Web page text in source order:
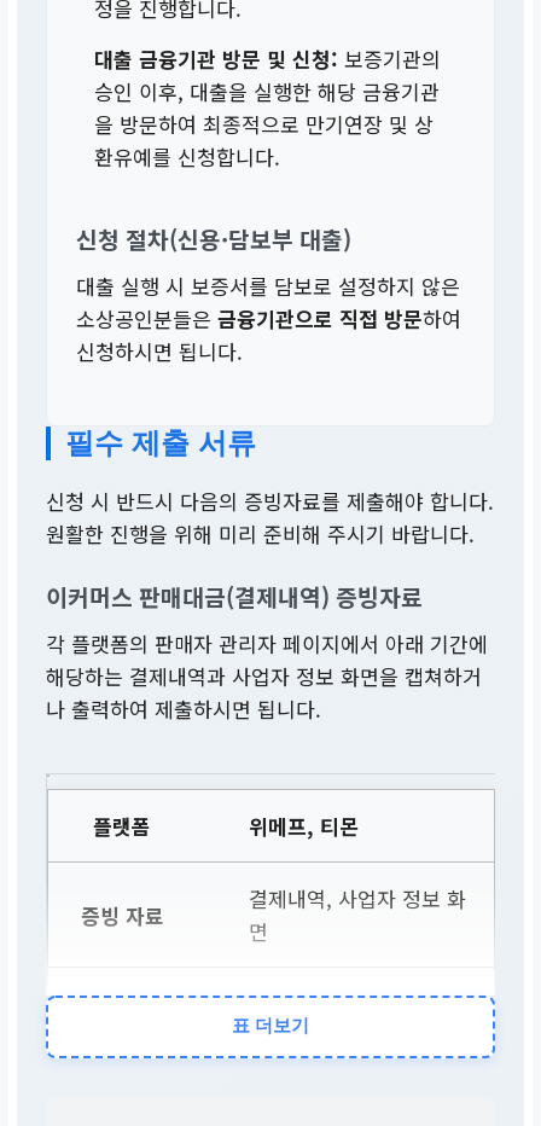
정을 진행합니다.
대출 금융기관 방문 및 신청: 보증기관의
승인 이후, 대출을 실행한 해당 금융기관
을 방문하여 최종적으로 만기연장 및 상
환유예를 신청합니다.
신청 절차(신용·담보부 대출)
대출 실행 시 보증서를 담보로 설정하지 않은
소상공인분들은금융기관으로 직접 방문하여
신청하시면 됩니다.
필수 제출 서류
신청 시 반드시 다음의 증빙자료를 제출해야 합니다.
원활한 진행을 위해 미리 준비해 주시기 바랍니다.
이커머스 판매대금(결제내역) 증빙자료
각 플랫폼의 판매자 관리자 페이지에서 아래 기간에
해당하는 결제내역과 사업자 정보 화면을 캡쳐하거
나 출력하여 제출하시면 됩니다.
위메프, 티몬
결제내역, 사업자 정보 화
면
정산/매출현황, 나의 정
보 확인 등
표 더보기